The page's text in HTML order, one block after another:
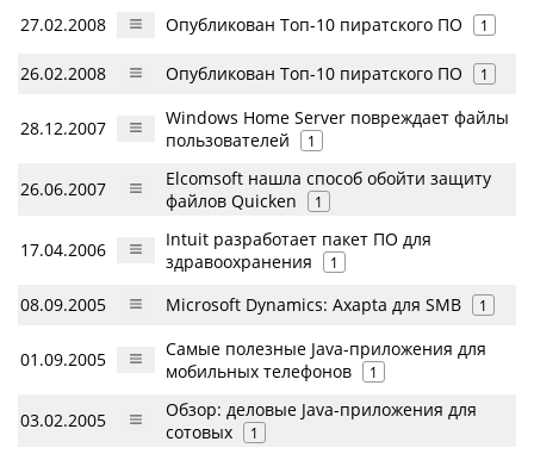
27.02.2008 Опубликован Топ-10 пиратского ПО 1
26.02.2008 Опубликован Топ-10 пиратского ПО 1
28.12.2007
Windows Home Server повреждает файлы
пользователей
1
26.06.2007
Elcomsoft нашла способ обойти защиту
файлов Quicken
1
17.04.2006
Intuit разработает пакет ПО для
здравоохранения
1
08.09.2005 Microsoft Dynamics: Axapta для SMB 1
01.09.2005
Самые полезные Java-приложения для
мобильных телефонов
1
03.02.2005
Обзор: деловые Java-приложения для
сотовых
1